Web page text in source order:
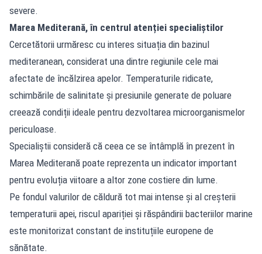
severe.
Marea Mediterană, în centrul atenției specialiștilor
Cercetătorii urmăresc cu interes situația din bazinul
mediteranean, considerat una dintre regiunile cele mai
afectate de încălzirea apelor. Temperaturile ridicate,
schimbările de salinitate și presiunile generate de poluare
creează condiții ideale pentru dezvoltarea microorganismelor
periculoase.
Specialiștii consideră că ceea ce se întâmplă în prezent în
Marea Mediterană poate reprezenta un indicator important
pentru evoluția viitoare a altor zone costiere din lume.
Pe fondul valurilor de căldură tot mai intense și al creșterii
temperaturii apei, riscul apariției și răspândirii bacteriilor marine
este monitorizat constant de instituțiile europene de
sănătate.